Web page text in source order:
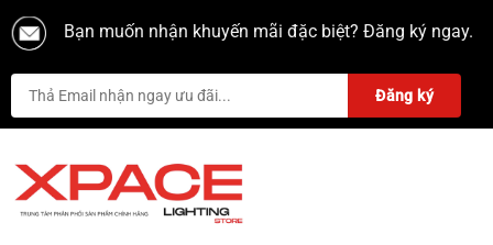
Bạn muốn nhận khuyến mãi đặc biệt? Đăng ký ngay.